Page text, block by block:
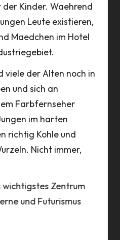
Kinder. Waehrend
Leute existieren,
Maedchen im Hotel
viele der Alten noch in
und sich an
Farbfernseher
im harten
richtig Kohle und
Nicht immer,